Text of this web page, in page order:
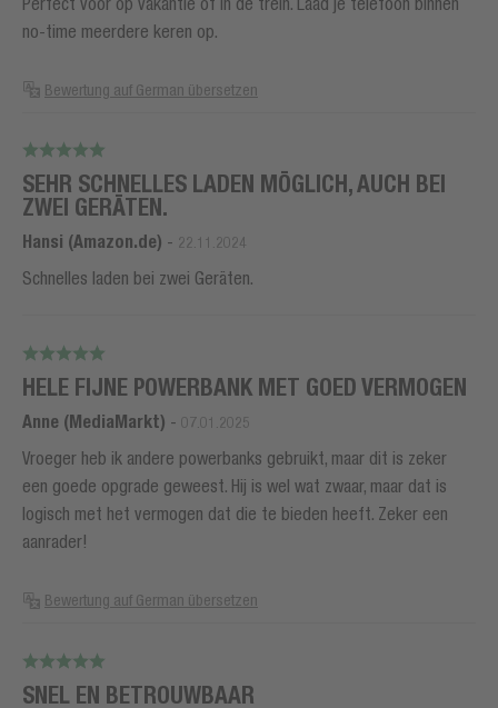
no-time meerdere keren op.
Bewertung auf German übersetzen
SEHR SCHNELLES LADEN MÖGLICH, AUCH BEI
ZWEI GERÄTEN.
Hansi (Amazon.de) - 22.11.2024
Schnelles laden bei zwei Geräten.
HELE FIJNE POWERBANK MET GOED VERMOGEN
Anne (MediaMarkt) - 07.01.2025
Vroeger heb ik andere powerbanks gebruikt, maar dit is zeker
een goede opgrade geweest. Hij is wel wat zwaar, maar dat is
logisch met het vermogen dat die te bieden heeft. Zeker een
aanrader!
Bewertung auf German übersetzen
SNEL EN BETROUWBAAR